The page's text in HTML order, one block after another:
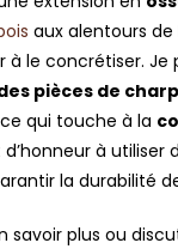
aux alentours de
à le concrétiser. Je
pièces de
qui touche à la
à utiliser
la durabilité
savoir plus ou